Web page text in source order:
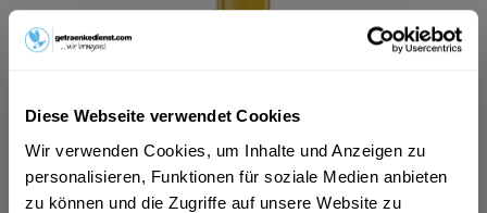
Diese Webseite verwendet Cookies
Wir verwenden Cookies, um Inhalte und Anzeigen zu
personalisieren, Funktionen für soziale Medien anbieten
zu können und die Zugriffe auf unsere Website zu
ab 15,80 € *
inkl. MwSt.ggf. zzgl. Erschwerniszuschlag
MEHRWEG
+3,10 € Pfand